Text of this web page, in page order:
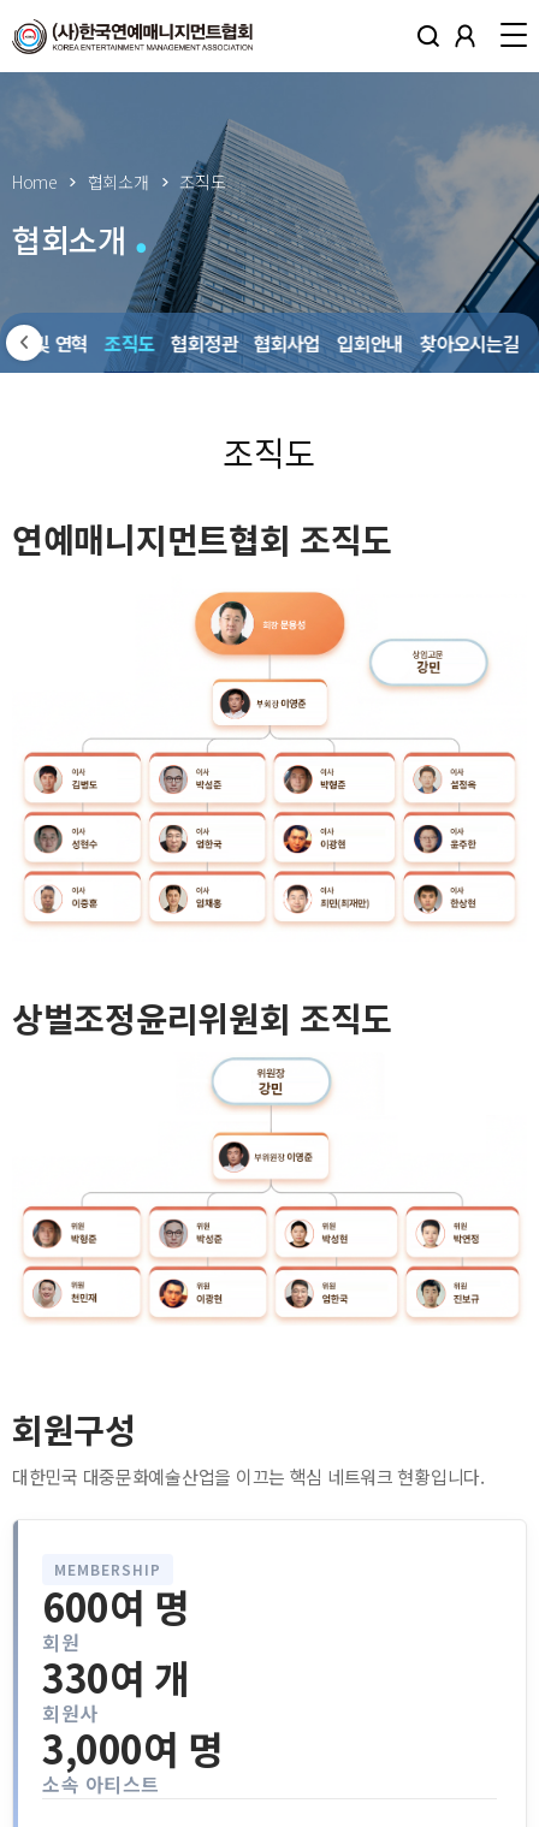
Home 협회소개 조직도
협회소개
전 및 연혁 조직도 협회정관 협회사업 입회안내 찾아오시는길
조직도
연예매니지먼트협회 조직도
상벌조정윤리위원회 조직도
회원구성
대한민국 대중문화예술산업을 이끄는 핵심 네트워크 현황입니다.
MEMBERSHIP
600여 명
회원
330여 개
회원사
3,000여 명
소속 아티스트